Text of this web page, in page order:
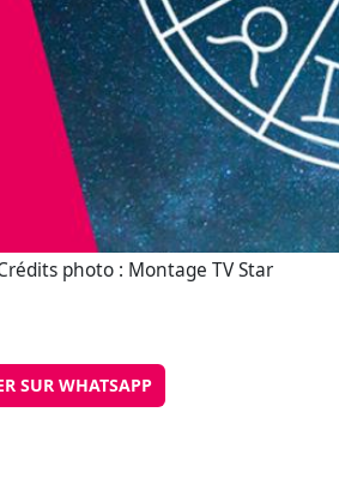
photo : Montage TV Star
SUR WHATSAPP